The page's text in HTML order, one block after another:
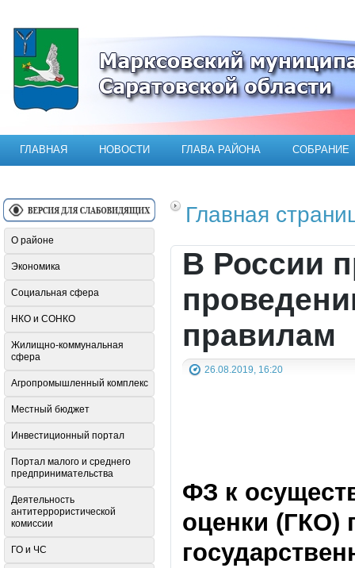
Официальный сайт Марксовского
ГЛАВНАЯ НОВОСТИ ГЛАВА РАЙОНА СОБРАНИЕ
Главная
В России
правилам
26.08.2019, 16:20
ФЗ к
оценки (ГКО)
О районе
Экономика
Социальная сфера
НКО и СОНКО
Жилищно-коммунальная
сфера
Агропромышленный комплекс
Местный бюджет
Инвестиционный портал
Портал малого и среднего
предпринимательства
Деятельность
антитеррористической
комиссии
ГО и ЧС